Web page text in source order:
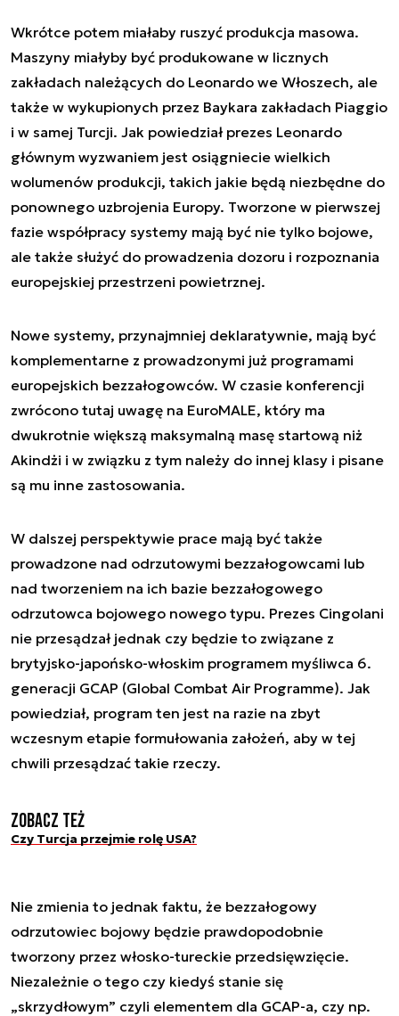
Wkrótce potem miałaby ruszyć produkcja masowa.
Maszyny miałyby być produkowane w licznych
zakładach należących do Leonardo we Włoszech, ale
także w wykupionych przez Baykara zakładach Piaggio
i w samej Turcji. Jak powiedział prezes Leonardo
głównym wyzwaniem jest osiągniecie wielkich
wolumenów produkcji, takich jakie będą niezbędne do
ponownego uzbrojenia Europy. Tworzone w pierwszej
fazie współpracy systemy mają być nie tylko bojowe,
ale także służyć do prowadzenia dozoru i rozpoznania
europejskiej przestrzeni powietrznej.
Nowe systemy, przynajmniej deklaratywnie, mają być
komplementarne z prowadzonymi już programami
europejskich bezzałogowców. W czasie konferencji
zwrócono tutaj uwagę na EuroMALE, który ma
dwukrotnie większą maksymalną masę startową niż
Akindżi i w związku z tym należy do innej klasy i pisane
są mu inne zastosowania.
W dalszej perspektywie prace mają być także
prowadzone nad odrzutowymi bezzałogowcami lub
nad tworzeniem na ich bazie bezzałogowego
odrzutowca bojowego nowego typu. Prezes Cingolani
nie przesądzał jednak czy będzie to związane z
brytyjsko-japońsko-włoskim programem myśliwca 6.
generacji GCAP (Global Combat Air Programme). Jak
powiedział, program ten jest na razie na zbyt
wczesnym etapie formułowania założeń, aby w tej
chwili przesądzać takie rzeczy.
Zobacz też
Czy Turcja przejmie rolę USA?
Nie zmienia to jednak faktu, że bezzałogowy
odrzutowiec bojowy będzie prawdopodobnie
tworzony przez włosko-tureckie przedsięwzięcie.
Niezależnie o tego czy kiedyś stanie się
„skrzydłowym” czyli elementem dla GCAP-a, czy np.